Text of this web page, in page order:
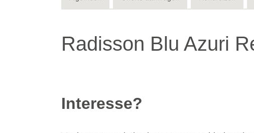
Radisson Blu Azuri
Interesse?